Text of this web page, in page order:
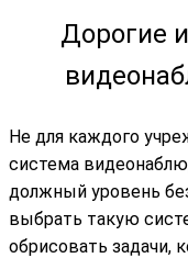
Дорогие
Не для каждого
система
должный уровень
выбрать такую
обрисовать задачи,